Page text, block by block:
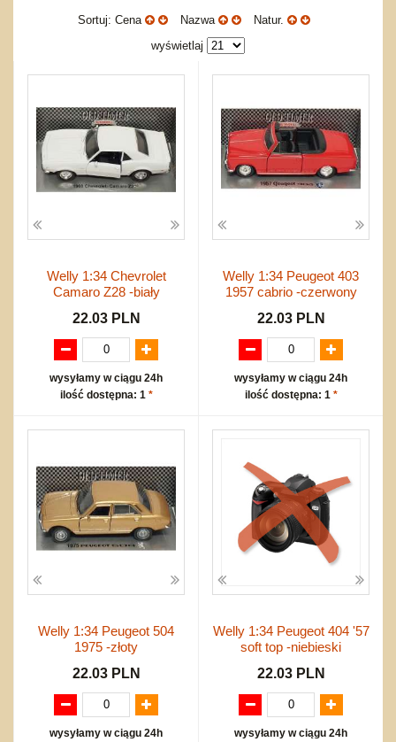
Dźwiekowe
Maty do zabawy
Inne
do koszykówki
Nowości
Start
Zakupy hurtowe
Koszty przesyłki
Regulamin
Mapa produktów
Sortuj: Cena Nazwa
Natur.
wyświetlaj
Welly 1:34 Chevrolet
Camaro Z28 -biały
22.03 PLN
wysyłamy w ciągu 24h
ilość dostępna: 1 *
Welly 1:34 Peugeot 403
1957 cabrio -czerwony
22.03 PLN
wysyłamy w ciągu 24h
ilość dostępna: 1 *
Welly 1:34 Peugeot 504
1975 -złoty
22.03 PLN
wysyłamy w ciągu 24h
Welly 1:34 Peugeot 404 '57
soft top -niebieski
22.03 PLN
wysyłamy w ciągu 24h